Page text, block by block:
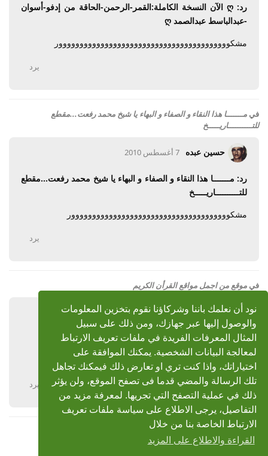
نود أن نعلمك باننا وشركاؤنا نقوم بتخزين المعلومات
والوصول إليها عبر جهازك، ومن ذلك على سبيل
المثال المعرفات الفريدة في ملفات تعريف الارتباط
لمعالجة البيانات الشخصية. يمكنك الموافقة على
اختياراتك، واذا كنت تري او تعارض ذلك فيمكنك تجاهل
تلك الرسالة والمضي قدما فى تصفح الموقع، ولن يؤثر
ذلك في عملية التصفح التي تجريها. لمعرفة مزيد من
التفاصيل، يرجى الاطلاع على سياسة ملفات تعريف
الارتباط الخاصة بنا من خلال
القراءة والاطلاع على المزيد
رد: ღ الآن النسخة الكاملة:القمر-الرحمن-الحاقة من إدفو-أسوان
-عبدالباسط عبدالصمد ღ
مشكووووووووووووووووووووووووووووووووووووووووور
يرد
في مـــــــا هذا النقاء و الصفاء و البهاء يا شيخ محمد رفعت...مقطع
للتــــــــــاريـــــخ
حسين عبده 7 أغسطس 2010
رد: مـــــــا هذا النقاء و الصفاء و البهاء يا شيخ محمد رفعت...مقطع
للتــــــــــاريـــــخ
مشكوووووووووووووووووووووووووووووووووووووور
يرد
في موقع من اجمل مواقع القرأن الكريم
حسين عبده 14 سبتمبر 2009
رد: موقع من اجمل مواقع القرأن الكريم
الف شكر على مجهودك
يرد